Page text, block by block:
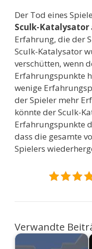
Der Tod eines
Sculk-Katalysator
Erfahrung, die der
Sculk-Katalysator
verschütten, wenn
Erfahrungspunkte
wenige
der Spieler mehr
könnte der Sculk-
Erfahrungspunkte
dass die gesamte
Spielers
Verwandte